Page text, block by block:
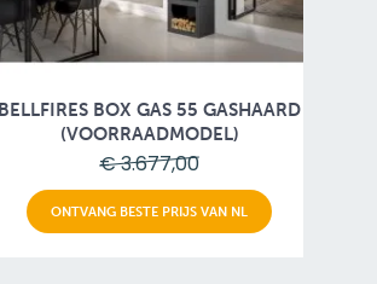
BELLFIRES BOX GAS 55 GASHAARD
(VOORRAADMODEL)
€ 3.677,00
ONTVANG BESTE PRIJS VAN NL